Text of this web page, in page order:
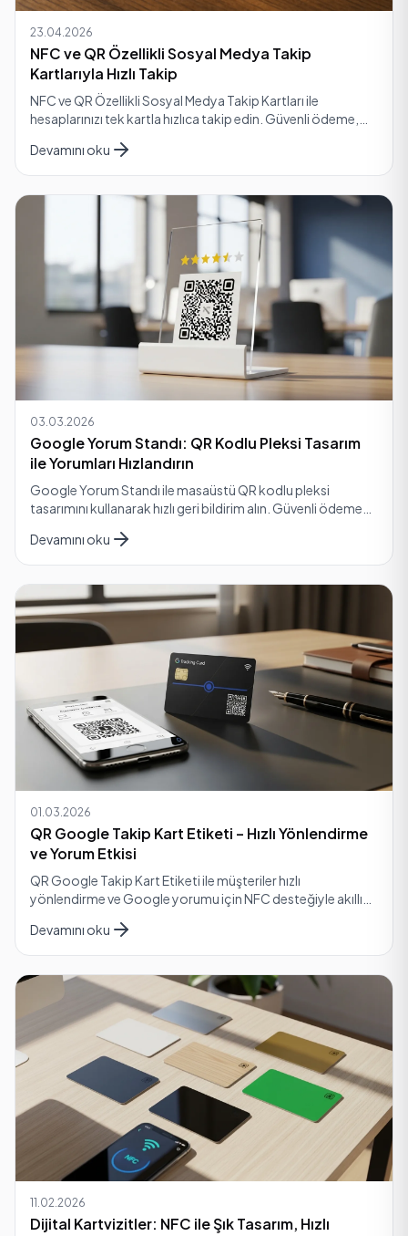
23.04.2026
NFC ve QR Özellikli Sosyal Medya Takip
Kartlarıyla Hızlı Takip
NFC ve QR Özellikli Sosyal Medya Takip Kartları ile
hesaplarınızı tek kartla hızlıca takip edin. Güvenli ödeme,
Devamını oku
03.03.2026
Google Yorum Standı: QR Kodlu Pleksi Tasarım
ile Yorumları Hızlandırın
Google Yorum Standı ile masaüstü QR kodlu pleksi
tasarımını kullanarak hızlı geri bildirim alın. Güvenli ödeme
Devamını oku
01.03.2026
QR Google Takip Kart Etiketi – Hızlı Yönlendirme
ve Yorum Etkisi
QR Google Takip Kart Etiketi ile müşteriler hızlı
yönlendirme ve Google yorumu için NFC desteğiyle akıllı
Devamını oku
11.02.2026
Dijital Kartvizitler: NFC ile Şık Tasarım, Hızlı